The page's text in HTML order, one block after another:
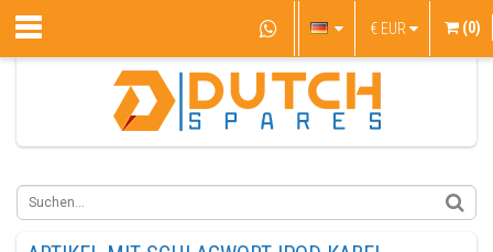
€ EUR (0)